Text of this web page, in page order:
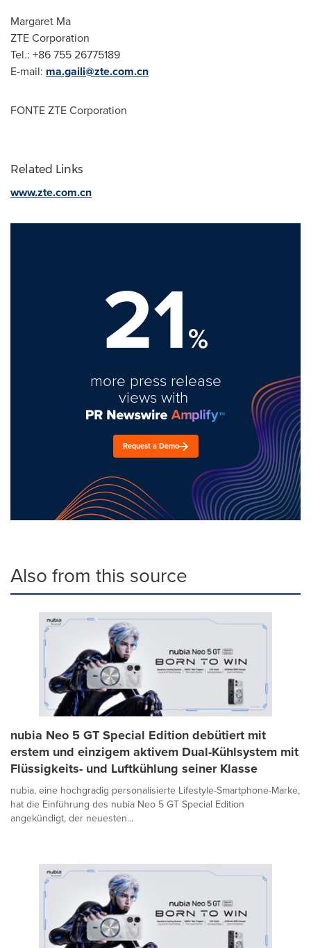
Margaret Ma
ZTE Corporation
Tel.: +86 755 26775189
E-mail: ma.gaili@zte.com.cn
FONTE ZTE Corporation
Related Links
www.zte.com.cn
21%
more press release
views with
Request a Demo
Also from this source
nubia Neo 5 GT Special Edition debütiert mit
erstem und einzigem aktivem Dual-Kühlsystem mit
Flüssigkeits- und Luftkühlung seiner Klasse
nubia, eine hochgradig personalisierte Lifestyle-Smartphone-Marke,
hat die Einführung des nubia Neo 5 GT Special Edition
angekündigt, der neuesten...